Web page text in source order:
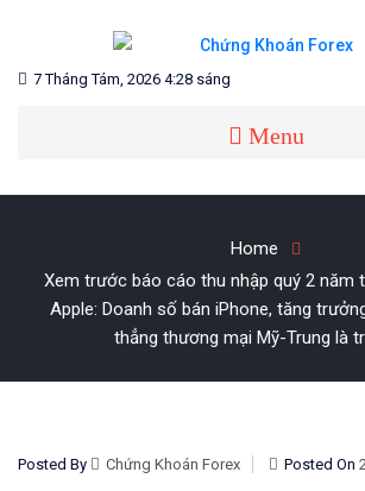
content
CHỨNG KHOÁN FOREX
Blog chia sẻ về Chứng Khoán và Forex
7 Tháng Tám, 2026 4:28 sáng
Menu
Home
Xem trước báo cáo thu nhập quý 2 năm
Apple: Doanh số bán iPhone, tăng
thẳng thương mại Mỹ-Trung là
Posted By Chứng Khoán Forex Posted On